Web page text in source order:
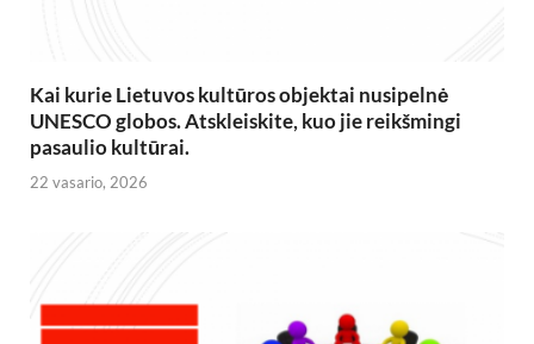
Kai kurie Lietuvos kultūros objektai nusipelnė
UNESCO globos. Atskleiskite, kuo jie reikšmingi
pasaulio kultūrai.
22 vasario, 2026